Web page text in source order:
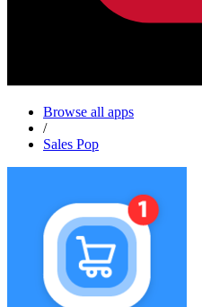
Browse all apps
/
Sales Pop